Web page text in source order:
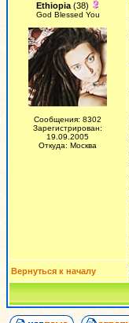
Ethiopia(38)
God Blessed You
Сообщения: 8302
Зарегистрирован:
19.09.2005
Откуда: Москва
Вернуться к началу